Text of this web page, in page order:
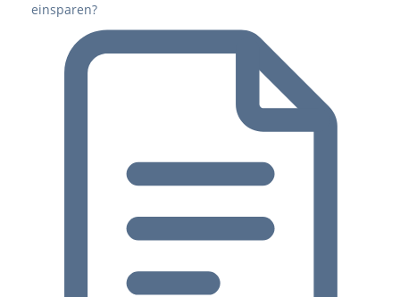
einsparen?